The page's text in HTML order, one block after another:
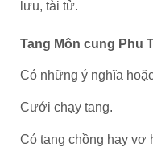
lưu, tài tử.
Tang Môn cung Phu
Có những ý nghĩa
Cưới chạy tang.
Có tang chồng hay vợ